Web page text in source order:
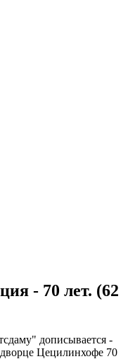
- 70 лет. (62
дописывается -
Цецилинхофе 70